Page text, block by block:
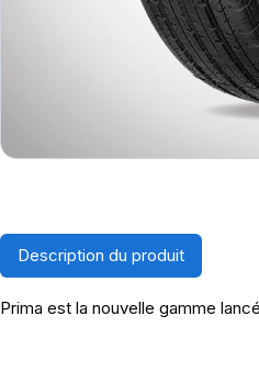
Description du produit
Prima est la nouvelle gamme